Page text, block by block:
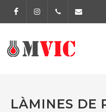
FacebookInstagram972 170 160
LÀMINES DE